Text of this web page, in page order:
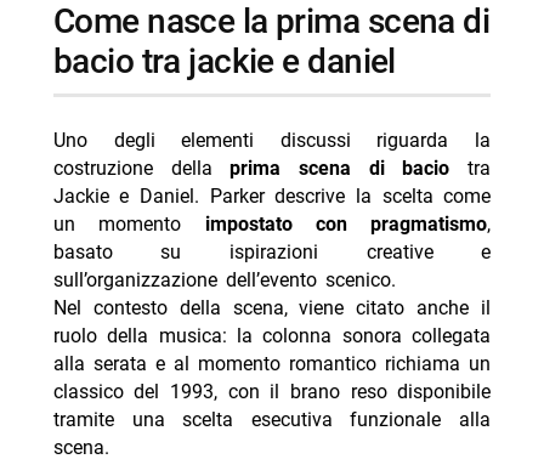
come nasce la prima scena di
bacio tra jackie e daniel
Uno degli elementi discussi riguarda la
costruzione dellaprima scena di bacio tra
Jackie e Daniel. Parker descrive la scelta come
un momento impostato con pragmatismo,
basato su ispirazioni creative e
sull’organizzazione dell’evento scenico.
Nel contesto della scena, viene citato anche il
ruolo della musica: la colonna sonora collegata
alla serata e al momento romantico richiama un
classico del 1993, con il brano reso disponibile
tramite una scelta esecutiva funzionale alla
scena.